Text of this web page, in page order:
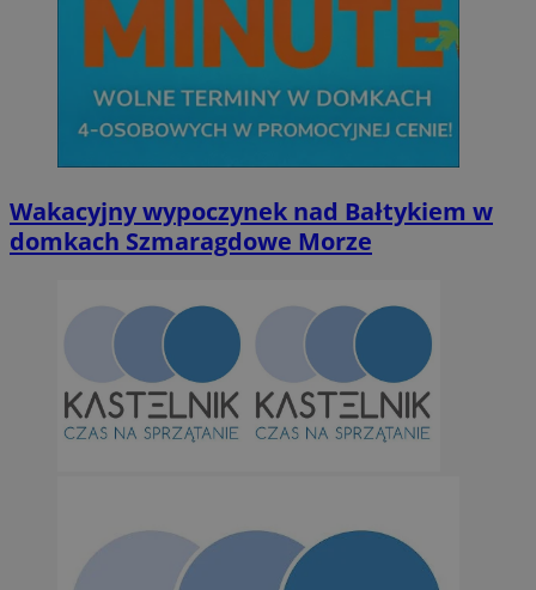
Wakacyjny wypoczynek nad Bałtykiem w
domkach Szmaragdowe Morze